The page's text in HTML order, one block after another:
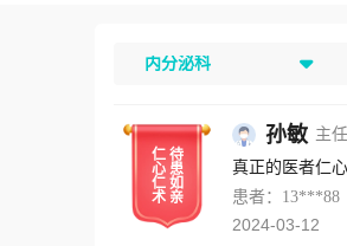
内分泌科
仁
心
仁
术
待
患
如
亲
孙敏 主
真正的医者仁
患者：13***88
2024-03-12